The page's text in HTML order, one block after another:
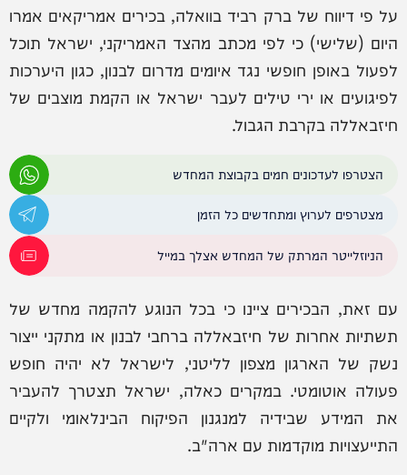
על פי דיווח של ברק רביד בוואלה, בכירים אמריקאים אמרו
היום (שלישי) כי לפי מכתב מהצד האמריקני, ישראל תוכל
לפעול באופן חופשי נגד איומים מדרום לבנון, כגון היערכות
לפיגועים או ירי טילים לעבר ישראל או הקמת מוצבים של
חיזבאללה בקרבת הגבול.
הצטרפו לעדכונים חמים בקבוצת המחדש
מצטרפים לערוץ ומתחדשים כל הזמן
הניוזלייטר המרתק של המחדש אצלך במייל
עם זאת, הבכירים ציינו כי בכל הנוגע להקמה מחדש של
תשתיות אחרות של חיזבאללה ברחבי לבנון או מתקני ייצור
נשק של הארגון מצפון לליטני, לישראל לא יהיה חופש
פעולה אוטומטי. במקרים כאלה, ישראל תצטרך להעביר
את המידע שבידיה למנגנון הפיקוח הבינלאומי ולקיים
התייעצויות מוקדמות עם ארה"ב.